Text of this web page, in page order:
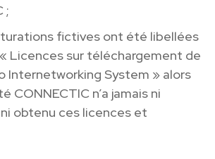
;
fictives ont été libellées
Licences sur téléchargement de
Internetworking System » alors
CONNECTIC n’a jamais ni
obtenu ces licences et